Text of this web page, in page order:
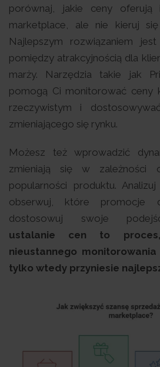
porównaj, jakie ceny oferują
marketplace, ale nie kieruj
Najlepszym rozwiązaniem jest
pomiędzy atrakcyjnością dla
marży. Narzędzia takie jak
pomogą Ci monitorować ceny
rzeczywistym i
zmieniającego się rynku.
Możesz też wprowadzić
zmieniają się w
popularności produktu.
obserwuj, które promocje
dostosowuj swoje
ustalanie cen to
nieustannego
tylko wtedy przyniesie